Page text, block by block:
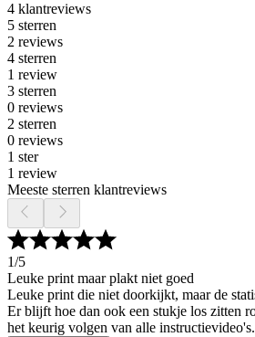
4 klantreviews
5 sterren
2 reviews
4 sterren
1 review
3 sterren
0 reviews
2 sterren
0 reviews
1 ster
1 review
Meeste sterren klantreviews
1/5
Leuke print maar plakt niet goed
Leuke print die niet doorkijkt, maar de
Er blijft hoe dan ook een stukje los zitten
het keurig volgen van alle instructievideo's.